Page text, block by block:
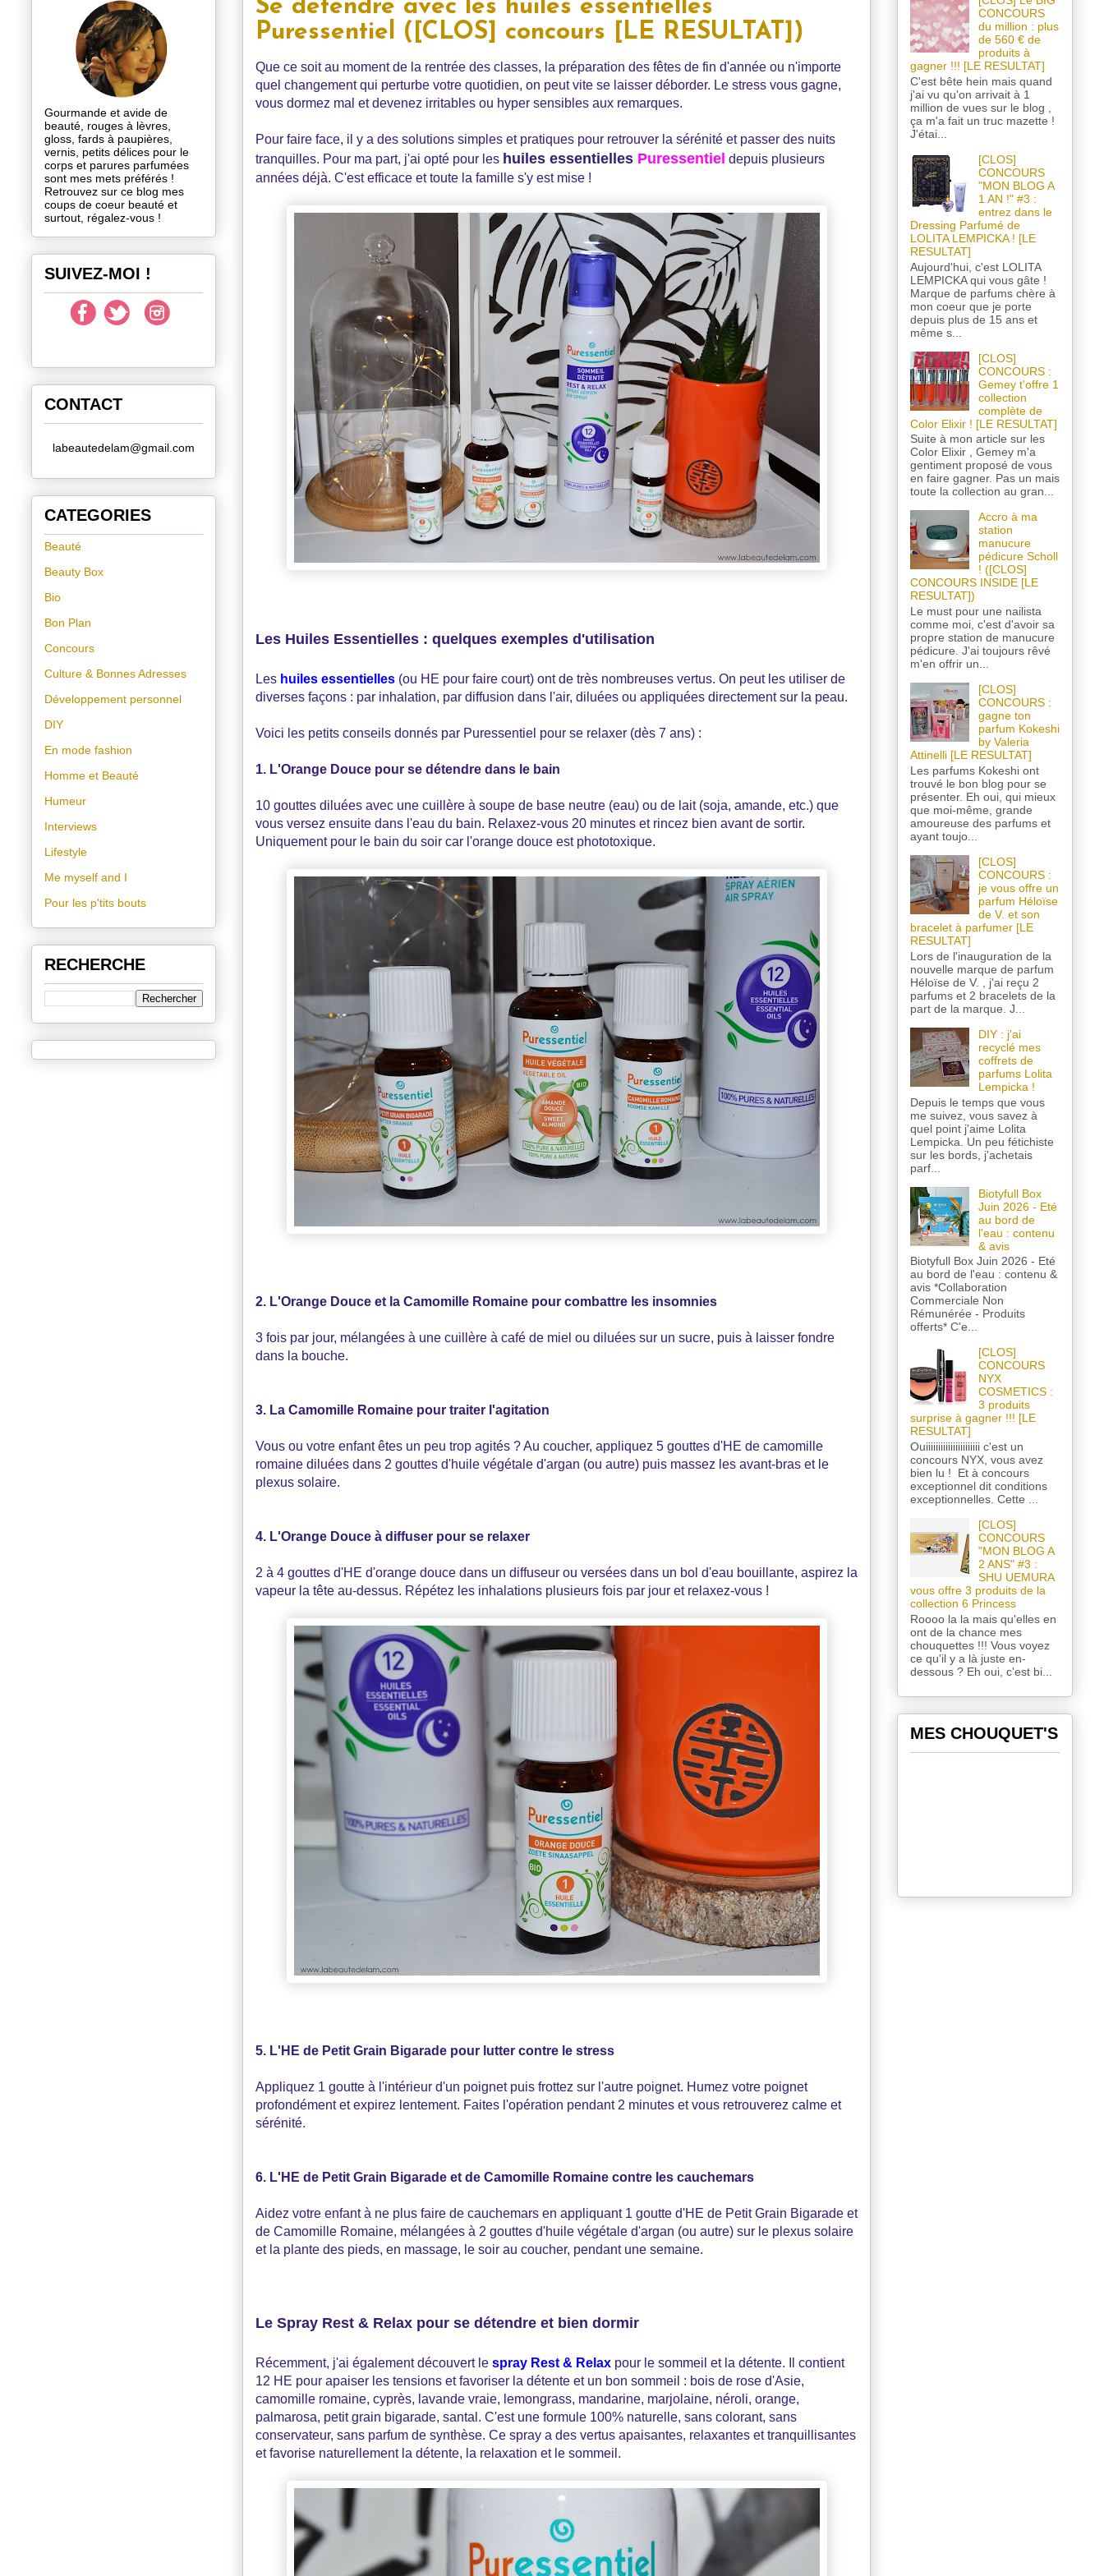
Se détendre avec les huiles essentielles
Puressentiel ([CLOS] concours [LE RESULTAT])
Que ce soit au moment de la rentrée des classes, la préparation des fêtes de fin d'année ou n'importe
quel changement qui perturbe votre quotidien, on peut vite se laisser déborder. Le stress vous gagne,
vous dormez mal et devenez irritables ou hyper sensibles aux remarques.
Pour faire face, il y a des solutions simples et pratiques pour retrouver la sérénité et passer des nuits
tranquilles. Pour ma part, j'ai opté pour les huiles essentielles Puressentiel depuis plusieurs
années déjà. C'est efficace et toute la famille s'y est mise !
Les Huiles Essentielles : quelques exemples d'utilisation
Les huiles essentielles (ou HE pour faire court) ont de très nombreuses vertus. On peut les utiliser de
diverses façons : par inhalation, par diffusion dans l'air, diluées ou appliquées directement sur la peau.
Voici les petits conseils donnés par Puressentiel pour se relaxer (dès 7 ans) :
1. L'Orange Douce pour se détendre dans le bain
10 gouttes diluées avec une cuillère à soupe de base neutre (eau) ou de lait (soja, amande, etc.) que
vous versez ensuite dans l'eau du bain. Relaxez-vous 20 minutes et rincez bien avant de sortir.
Uniquement pour le bain du soir car l'orange douce est phototoxique.
2. L'Orange Douce et la Camomille Romaine pour combattre les insomnies
3 fois par jour, mélangées à une cuillère à café de miel ou diluées sur un sucre, puis à laisser fondre
dans la bouche.
3. La Camomille Romaine pour traiter l'agitation
Vous ou votre enfant êtes un peu trop agités ? Au coucher, appliquez 5 gouttes d'HE de camomille
romaine diluées dans 2 gouttes d'huile végétale d'argan (ou autre) puis massez les avant-bras et le
plexus solaire.
4. L'Orange Douce à diffuser pour se relaxer
2 à 4 gouttes d'HE d'orange douce dans un diffuseur ou versées dans un bol d'eau bouillante, aspirez la
vapeur la tête au-dessus. Répétez les inhalations plusieurs fois par jour et relaxez-vous !
5. L'HE de Petit Grain Bigarade pour lutter contre le stress
Appliquez 1 goutte à l'intérieur d'un poignet puis frottez sur l'autre poignet. Humez votre poignet
profondément et expirez lentement. Faites l'opération pendant 2 minutes et vous retrouverez calme et
sérénité.
6. L'HE de Petit Grain Bigarade et de Camomille Romaine contre les cauchemars
Aidez votre enfant à ne plus faire de cauchemars en appliquant 1 goutte d'HE de Petit Grain Bigarade et
de Camomille Romaine, mélangées à 2 gouttes d'huile végétale d'argan (ou autre) sur le plexus solaire
et la plante des pieds, en massage, le soir au coucher, pendant une semaine.
Le Spray Rest & Relax pour se détendre et bien dormir
Récemment, j'ai également découvert le spray Rest & Relax pour le sommeil et la détente. Il contient
12 HE pour apaiser les tensions et favoriser la détente et un bon sommeil : bois de rose d'Asie,
camomille romaine, cyprès, lavande vraie, lemongrass, mandarine, marjolaine, néroli, orange,
palmarosa, petit grain bigarade, santal. C'est une formule 100% naturelle, sans colorant, sans
conservateur, sans parfum de synthèse. Ce spray a des vertus apaisantes, relaxantes et tranquillisantes
et favorise naturellement la détente, la relaxation et le sommeil.
Gourmande et avide de
beauté, rouges à lèvres,
gloss, fards à paupières,
vernis, petits délices pour le
corps et parures parfumées
sont mes mets préférés !
Retrouvez sur ce blog mes
coups de coeur beauté et
surtout, régalez-vous !
SUIVEZ-MOI !
CONTACT
labeautedelam@gmail.com
CATEGORIES
Beauté
Beauty Box
Bio
Bon Plan
Concours
Culture & Bonnes Adresses
Développement personnel
DIY
En mode fashion
Homme et Beauté
Humeur
Interviews
Lifestyle
Me myself and I
Pour les p'tits bouts
RECHERCHE
CONCOURS
du million : plus
de 560 € de
produits à
gagner !!! [LE RESULTAT]
C'est bête hein mais quand
j'ai vu qu'on arrivait à 1
million de vues sur le blog ,
ça m'a fait un truc mazette !
J'étai...
[CLOS]
CONCOURS
"MON BLOG A
1 AN !" #3 :
entrez dans le
Dressing Parfumé de
LOLITA LEMPICKA ! [LE
RESULTAT]
Aujourd'hui, c'est LOLITA
LEMPICKA qui vous gâte !
Marque de parfums chère à
mon coeur que je porte
depuis plus de 15 ans et
même s...
[CLOS]
CONCOURS :
Gemey t'offre 1
collection
complète de
Color Elixir ! [LE RESULTAT]
Suite à mon article sur les
Color Elixir , Gemey m'a
gentiment proposé de vous
en faire gagner. Pas un mais
toute la collection au gran...
Accro à ma
station
manucure
pédicure Scholl
! ([CLOS]
CONCOURS INSIDE [LE
RESULTAT])
Le must pour une nailista
comme moi, c'est d'avoir sa
propre station de manucure
pédicure. J'ai toujours rêvé
m'en offrir un...
[CLOS]
CONCOURS :
gagne ton
parfum Kokeshi
by Valeria
Attinelli [LE RESULTAT]
Les parfums Kokeshi ont
trouvé le bon blog pour se
présenter. Eh oui, qui mieux
que moi-même, grande
amoureuse des parfums et
ayant toujo...
[CLOS]
CONCOURS :
je vous offre un
parfum Héloïse
de V. et son
bracelet à parfumer [LE
RESULTAT]
Lors de l'inauguration de la
nouvelle marque de parfum
Héloïse de V. , j'ai reçu 2
parfums et 2 bracelets de la
part de la marque. J...
DIY : j'ai
recyclé mes
coffrets de
parfums Lolita
Lempicka !
Depuis le temps que vous
me suivez, vous savez à
quel point j'aime Lolita
Lempicka. Un peu fétichiste
sur les bords, j'achetais
parf...
Biotyfull Box
Juin 2026 - Eté
au bord de
l'eau : contenu
& avis
Biotyfull Box Juin 2026 - Eté
au bord de l'eau : contenu &
avis *Collaboration
Commerciale Non
Rémunérée - Produits
offerts* C'e...
[CLOS]
CONCOURS
NYX
COSMETICS :
3 produits
surprise à gagner !!! [LE
RESULTAT]
Ouiiiiiiiiiiiiiiiiiiiiii c'est un
concours NYX, vous avez
bien lu ! Et à concours
exceptionnel dit conditions
exceptionnelles. Cette ...
[CLOS]
CONCOURS
"MON BLOG A
2 ANS" #3 :
SHU UEMURA
vous offre 3 produits de la
collection 6 Princess
Roooo la la mais qu'elles en
ont de la chance mes
chouquettes !!! Vous voyez
ce qu'il y a là juste en-
dessous ? Eh oui, c'est bi...
MES CHOUQUET'S